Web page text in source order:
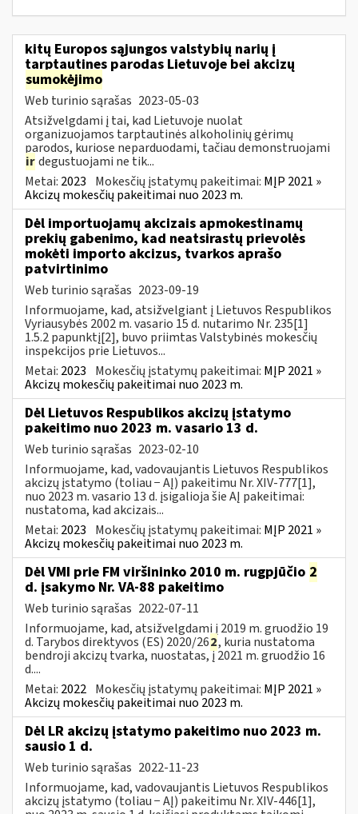
kitų Europos sąjungos valstybių narių į
tarptautines parodas Lietuvoje bei akcizų
sumokėjimo
Web turinio sąrašas 2023-05-03
Atsižvelgdami į tai, kad Lietuvoje nuolat
organizuojamos tarptautinės alkoholinių gėrimų
parodos, kuriose neparduodami, tačiau demonstruojami
irdegustuojami ne tik...
Metai: 2023 Mokesčių įstatymų pakeitimai: MĮP 2021 »
Akcizų mokesčių pakeitimai nuo 2023 m.
Dėl importuojamų akcizais apmokestinamų
prekių gabenimo, kad neatsirastų prievolės
mokėti importo akcizus, tvarkos aprašo
patvirtinimo
Web turinio sąrašas 2023-09-19
Informuojame, kad, atsižvelgiant į Lietuvos Respublikos
Vyriausybės 2002 m. vasario 15 d. nutarimo Nr. 235[1]
1.5.2 papunktį[2], buvo priimtas Valstybinės mokesčių
inspekcijos prie Lietuvos...
Metai: 2023 Mokesčių įstatymų pakeitimai: MĮP 2021 »
Akcizų mokesčių pakeitimai nuo 2023 m.
Dėl Lietuvos Respublikos akcizų įstatymo
pakeitimo nuo 2023 m. vasario 13 d.
Web turinio sąrašas 2023-02-10
Informuojame, kad, vadovaujantis Lietuvos Respublikos
akcizų įstatymo (toliau − AĮ) pakeitimu Nr. XIV-777[1],
nuo 2023 m. vasario 13 d. įsigalioja šie AĮ pakeitimai:
nustatoma, kad akcizais...
Metai: 2023 Mokesčių įstatymų pakeitimai: MĮP 2021 »
Akcizų mokesčių pakeitimai nuo 2023 m.
Dėl VMI prie FM viršininko 2010 m. rugpjūčio 2
d. įsakymo Nr. VA-88 pakeitimo
Web turinio sąrašas 2022-07-11
Informuojame, kad, atsižvelgdami į 2019 m. gruodžio 19
d. Tarybos direktyvos (ES) 2020/262, kuria nustatoma
bendroji akcizų tvarka, nuostatas, į 2021 m. gruodžio 16
d....
Metai: 2022 Mokesčių įstatymų pakeitimai: MĮP 2021 »
Akcizų mokesčių pakeitimai nuo 2023 m.
Dėl LR akcizų įstatymo pakeitimo nuo 2023 m.
sausio 1 d.
Web turinio sąrašas 2022-11-23
Informuojame, kad, vadovaujantis Lietuvos Respublikos
akcizų įstatymo (toliau − AĮ) pakeitimu Nr. XIV-446[1],